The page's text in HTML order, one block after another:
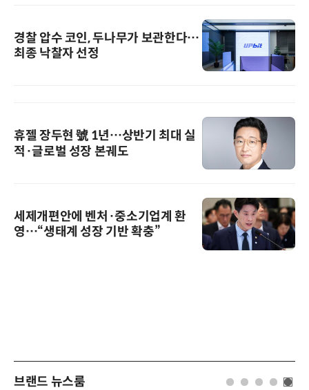
경찰 압수 코인, 두나무가 보관한다…
최종 낙찰자 선정
휴젤 장두현 號 1년…상반기 최대 실
적·글로벌 성장 본궤도
세제개편안에 벤처·중소기업계 환
영…“생태계 성장 기반 확충”
브랜드 뉴스룸